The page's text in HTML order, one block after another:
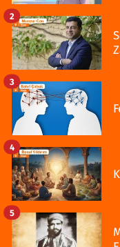
2
3
4
5